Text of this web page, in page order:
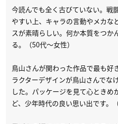
今読んでも全く古びていない。戦
やすい上、キャラの言動やメカな
スが素晴らしい。何か本質をつか
る。（50代～女性）
鳥山さんが関わった作品で最も好
ラクターデザインが鳥山さんでな
した。パッケージを見て心ときめ
ど、少年時代の良い思い出です。